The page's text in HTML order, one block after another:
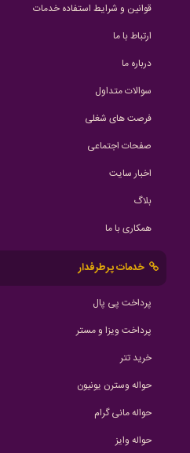
قوانین و شرایط استفاده خدمات
ارتباط با ما
درباره ما
سوالات متداول
فرصت های شغلی
صفحات اجتماعی
اخبار سایت
بلاگ
همکاری با ما
خدمات پرطرفدار
پرداخت پی پال
پرداخت ویزا و مستر
خرید تتر
حواله وسترن یونیون
حواله مانی گرام
حواله وایز